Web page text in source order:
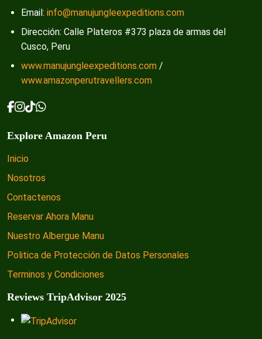
Email: info@manujungleexpeditions.com
Dirección: Calle Plateros #373 plaza de armas del
Cusco, Peru
www.manujungleexpeditions.com /
www.amazonperutravellers.com
Explore Amazon Peru
Inicio
Nosotros
Contactenos
Reservar Ahora Manu
Nuestro Albergue Manu
Politica de Protección de Datos Personales
Terminos y Condiciones
Reviews TripAdvisor 2025